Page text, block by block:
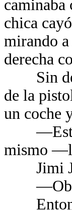
caminaba
chica
mirando
derecha
Sin
de la
un coche
—Estáte
mismo
Jimi